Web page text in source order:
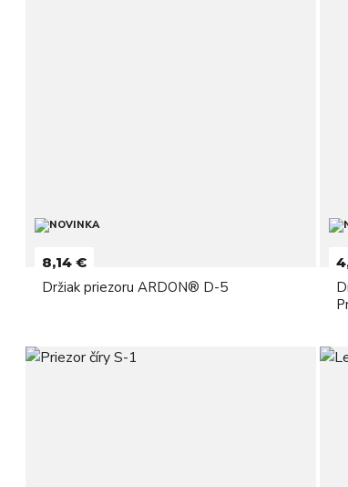
8,14 €
Držiak priezoru ARDON® D-5